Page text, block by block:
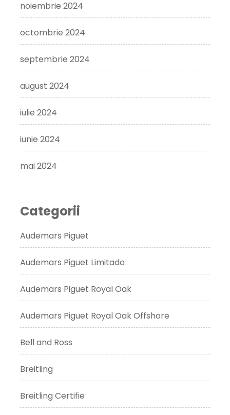
noiembrie 2024
octombrie 2024
septembrie 2024
august 2024
iulie 2024
iunie 2024
mai 2024
Categorii
Audemars Piguet
Audemars Piguet Limitado
Audemars Piguet Royal Oak
Audemars Piguet Royal Oak Offshore
Bell and Ross
Breitling
Breitling Certifie